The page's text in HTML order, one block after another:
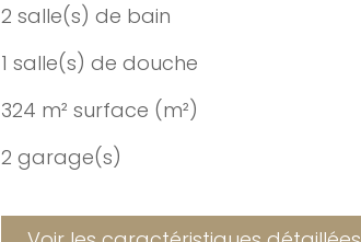
2 salle(s) de bain
1 salle(s) de douche
324 m² surface (m²)
2 garage(s)